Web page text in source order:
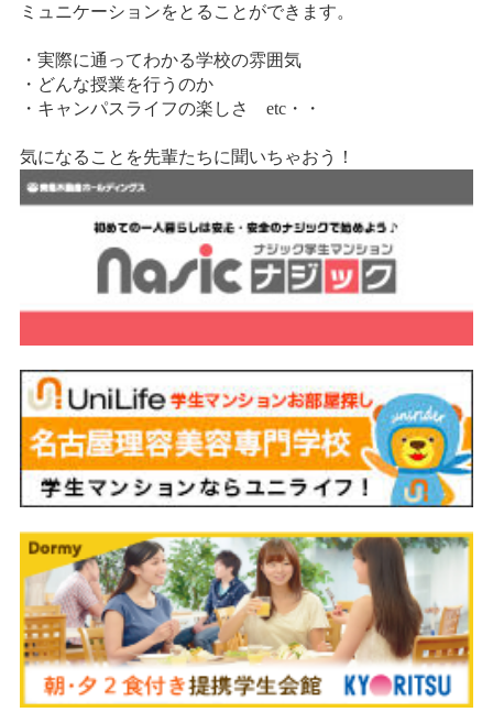
ミュニケーションをとることができます。
・実際に通ってわかる学校の雰囲気
・どんな授業を行うのか
・キャンパスライフの楽しさ etc・・
気になることを先輩たちに聞いちゃおう！